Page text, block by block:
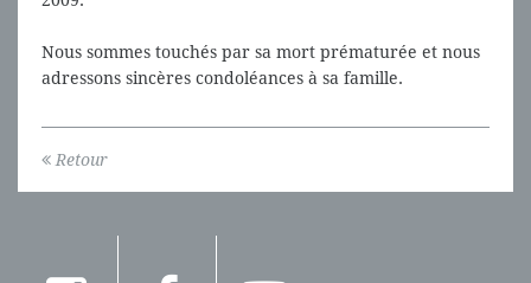
Nous sommes touchés par sa mort prématurée et nous
adressons sincères condoléances à sa famille.
Retour